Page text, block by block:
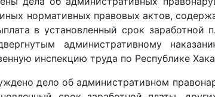
нормативных правовых актов,
в установленный срок заработной
административному
инспекцию труда по Республике
дело об административном